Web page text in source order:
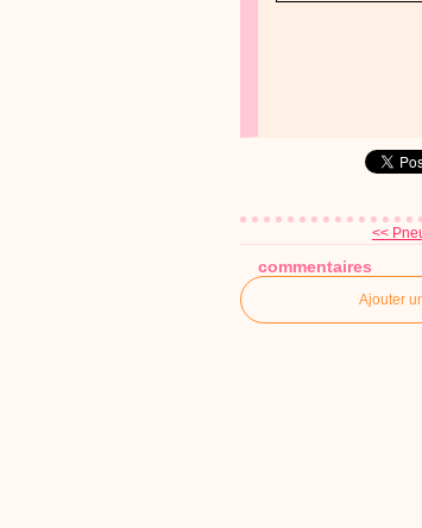
<<
commentaires
Ajouter